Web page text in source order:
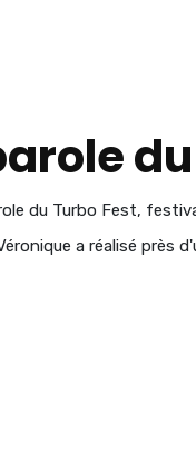
du Turbo Fest,
a réalisé près